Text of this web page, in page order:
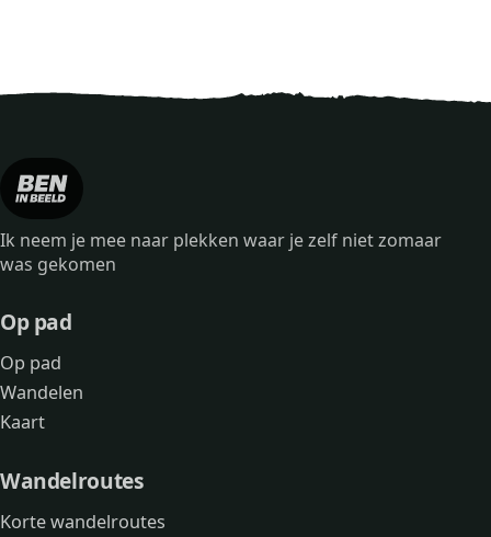
Ik neem je mee naar plekken waar je zelf niet zomaar
was gekomen
Op pad
Op pad
Wandelen
Kaart
Wandelroutes
Korte wandelroutes